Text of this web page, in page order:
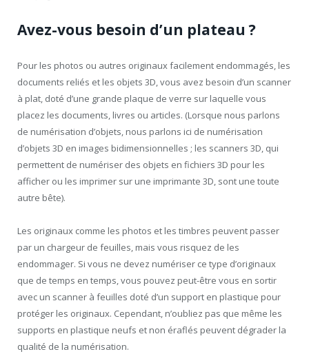
Avez-vous besoin d’un plateau ?
Pour les photos ou autres originaux facilement endommagés, les
documents reliés et les objets 3D, vous avez besoin d’un scanner
à plat, doté d’une grande plaque de verre sur laquelle vous
placez les documents, livres ou articles. (Lorsque nous parlons
de numérisation d’objets, nous parlons ici de numérisation
d’objets 3D en images bidimensionnelles ; les scanners 3D, qui
permettent de numériser des objets en fichiers 3D pour les
afficher ou les imprimer sur une imprimante 3D, sont une toute
autre bête).
Les originaux comme les photos et les timbres peuvent passer
par un chargeur de feuilles, mais vous risquez de les
endommager. Si vous ne devez numériser ce type d’originaux
que de temps en temps, vous pouvez peut-être vous en sortir
avec un scanner à feuilles doté d’un support en plastique pour
protéger les originaux. Cependant, n’oubliez pas que même les
supports en plastique neufs et non éraflés peuvent dégrader la
qualité de la numérisation.